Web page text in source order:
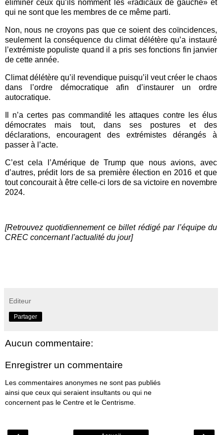
éliminer ceux qu’ils nomment les «radicaux de gauche» et
qui ne sont que les membres de ce même parti.
Non, nous ne croyons pas que ce soient des coïncidences,
seulement la conséquence du climat délétère qu’a instauré
l’extrémiste populiste quand il a pris ses fonctions fin janvier
de cette année.
Climat délétère qu’il revendique puisqu’il veut créer le chaos
dans l’ordre démocratique afin d’instaurer un ordre
autocratique.
Il n’a certes pas commandité les attaques contre les élus
démocrates mais tout, dans ses postures et des
déclarations, encouragent des extrémistes dérangés à
passer à l’acte.
C’est cela l’Amérique de Trump que nous avions, avec
d’autres, prédit lors de sa première élection en 2016 et que
tout concourait à être celle-ci lors de sa victoire en novembre
2024.
[Retrouvez quotidiennement ce billet rédigé par l’équipe du
CREC concernant l'actualité du jour]
Editeur
Partager
Aucun commentaire:
Enregistrer un commentaire
Les commentaires anonymes ne sont pas publiés
ainsi que ceux qui seraient insultants ou qui ne
concernent pas le Centre et le Centrisme.